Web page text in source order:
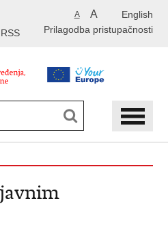
English
A A
Prilagodba pristupačnosti
RSS